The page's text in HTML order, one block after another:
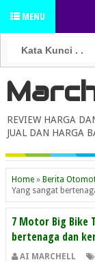
MENU
REVIEW HARGA
JUAL DAN HARGA
Home » Berita
Yang sangat
7 Motor Big Bike
bertenaga dan
AI MARCHELL